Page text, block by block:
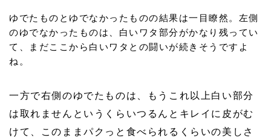
ゆでたものとゆでなかったものの結果は一目瞭然。左側
のゆでなかったものは、白いワタ部分がかなり残ってい
て、まだここから白いワタとの闘いが続きそうですよ
ね。
一方で右側のゆでたものは、もうこれ以上白い部分
は取れませんというくらいつるんとキレイに皮がむ
けて、このままパクっと食べられるくらいの美しさ